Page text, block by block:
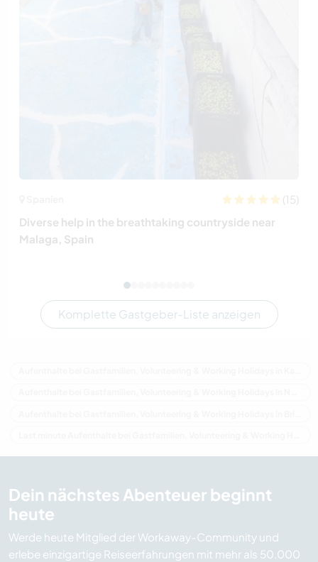
(15)
Diverse help in the breathtaking countryside near
Malaga, Spain
Komplette Gastgeber-Liste anzeigen
Dein nächstes Abenteuer beginnt
heute
Werde heute Mitglied der Workaway-Community und
erlebe einzigartige Reiseerfahrungen mit mehr als 50.000